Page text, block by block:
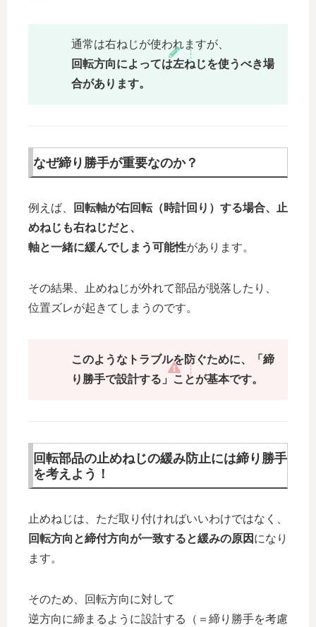
通常は右ねじが使われますが、
回転方向によっては左ねじを使うべき場
合があります。
なぜ締り勝手が重要なのか？
例えば、
回転軸が右回転（時計回り）する場合、止
めねじも右ねじだと、
軸と一緒に緩んでしまう可能性があります。
その結果、止めねじが外れて部品が脱落したり、
位置ズレが起きてしまうのです。
このようなトラブルを防ぐために、「締
り勝手で設計する」ことが基本です。
回転部品の止めねじの緩み防止には締り勝手
を考えよう！
止めねじは、ただ取り付ければいいわけではなく、
回転方向と締付方向が一致すると緩みの原因 になり
ます。
そのため、回転方向に対して
逆方向に締まるように設計する（＝締り勝手を考慮